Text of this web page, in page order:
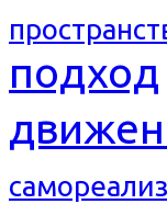
подход